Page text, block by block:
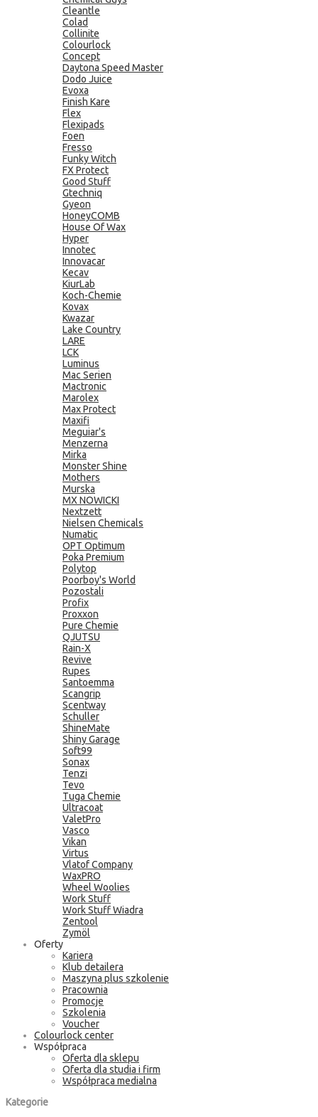
Cleantle
Colad
Collinite
Colourlock
Concept
Daytona Speed Master
Dodo Juice
Evoxa
Finish Kare
Flex
Flexipads
Foen
Fresso
Funky Witch
FX Protect
Good Stuff
Gtechniq
Gyeon
HoneyCOMB
House Of Wax
Hyper
Innotec
Innovacar
Kecav
KiurLab
Koch-Chemie
Kovax
Kwazar
Lake Country
LARE
LCK
Luminus
Mac Serien
Mactronic
Marolex
Max Protect
Maxifi
Meguiar's
Menzerna
Mirka
Monster Shine
Mothers
Murska
MX NOWICKI
Nextzett
Nielsen Chemicals
Numatic
OPT Optimum
Poka Premium
Polytop
Poorboy's World
Pozostali
Profix
Proxxon
Pure Chemie
QJUTSU
Rain-X
Revive
Rupes
Santoemma
Scangrip
Scentway
Schuller
ShineMate
Shiny Garage
Soft99
Sonax
Tenzi
Tevo
Tuga Chemie
Ultracoat
ValetPro
Vasco
Vikan
Virtus
Vlatof Company
WaxPRO
Wheel Woolies
Work Stuff
Work Stuff Wiadra
Zentool
Zymöl
Oferty
Kariera
Klub detailera
Maszyna plus szkolenie
Pracownia
Promocje
Szkolenia
Voucher
Colourlock center
Współpraca
Oferta dla sklepu
Oferta dla studia i firm
Współpraca medialna
Kategorie